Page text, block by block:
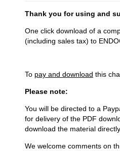
Thank you for using and
One click download of a
(including sales tax) to
To pay and download this
Please note:
You will be directed to a
for delivery of the PDF
download the material
We welcome comments on